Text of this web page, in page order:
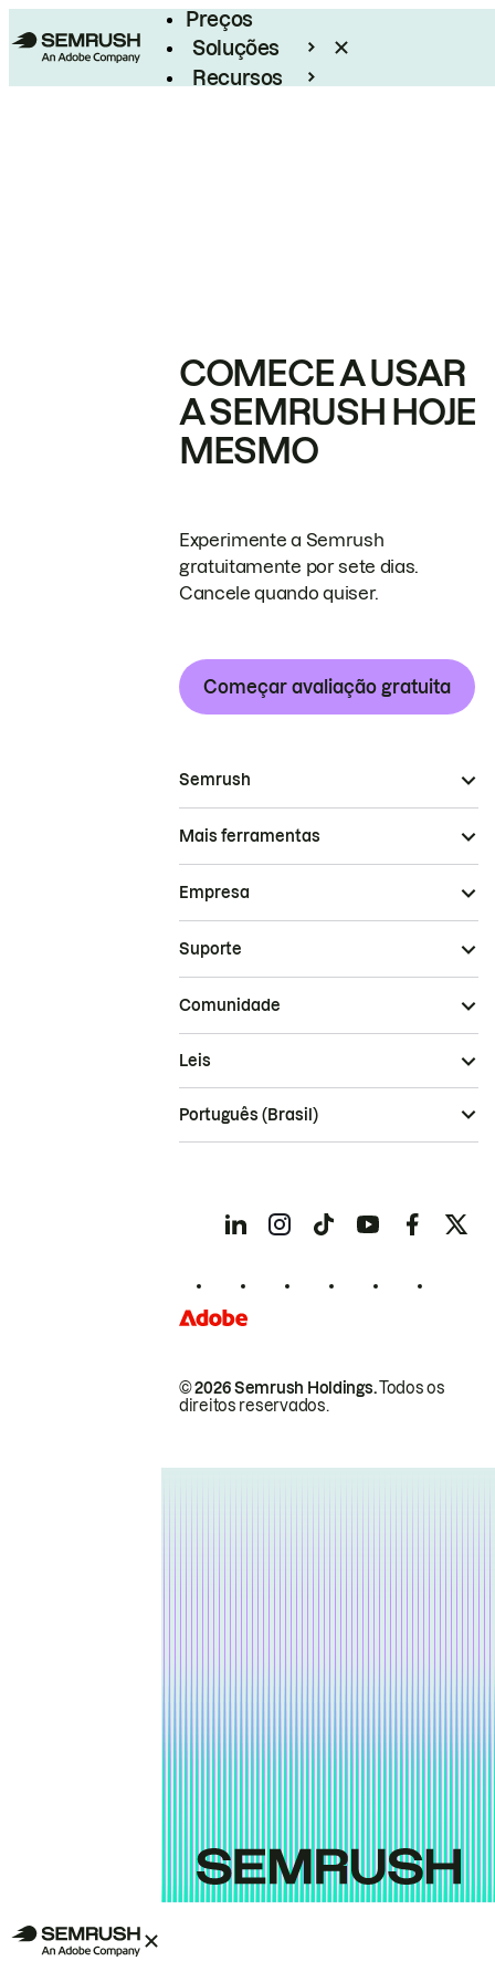
Preços
Soluções
Recursos
COMECE A USAR
A SEMRUSH HOJE
MESMO
Experimente a Semrush
gratuitamente por sete dias.
Cancele quando quiser.
Começar avaliação gratuita
Semrush
Mais ferramentas
Empresa
Suporte
Comunidade
© 2026 Semrush Holdings.Todos os
direitos reservados.
Leis
Português (Brasil)